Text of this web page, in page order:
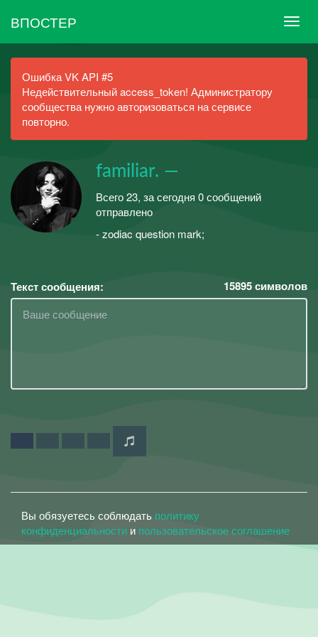
ВПОСТЕР
Ошибка VK API #5
Недействительный access_token! Администратору
сообщества нужно авторизоваться на сервисе
повторно.
familiar. —
Всего 23, за сегодня 0 сообщений
отправлено
- zodiac question mark;
Текст сообщения: 15895символов
Вы обязуетесь соблюдать политику
конфиденциальности и пользовательское соглашение